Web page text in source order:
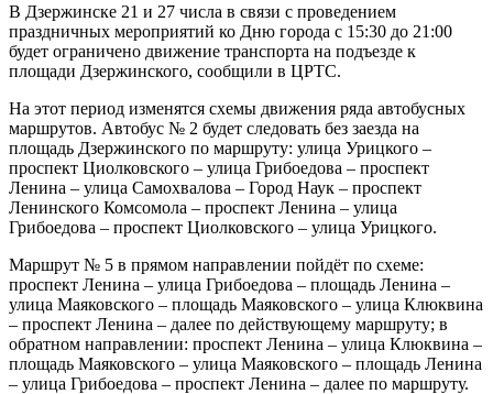
В Дзержинске 21 и 27 числа в связи с проведением
праздничных мероприятий ко Дню города с 15:30 до 21:00
будет ограничено движение транспорта на подъезде к
площади Дзержинского, сообщили в ЦРТС.
На этот период изменятся схемы движения ряда автобусных
маршрутов. Автобус № 2 будет следовать без заезда на
площадь Дзержинского по маршруту: улица Урицкого –
проспект Циолковского – улица Грибоедова – проспект
Ленина – улица Самохвалова – Город Наук – проспект
Ленинского Комсомола – проспект Ленина – улица
Грибоедова – проспект Циолковского – улица Урицкого.
Маршрут № 5 в прямом направлении пойдёт по схеме:
проспект Ленина – улица Грибоедова – площадь Ленина –
улица Маяковского – площадь Маяковского – улица Клюквина
– проспект Ленина – далее по действующему маршруту; в
обратном направлении: проспект Ленина – улица Клюквина –
площадь Маяковского – улица Маяковского – площадь Ленина
– улица Грибоедова – проспект Ленина – далее по маршруту.